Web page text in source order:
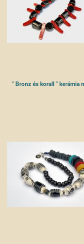
" Bronz és korall " kerámia